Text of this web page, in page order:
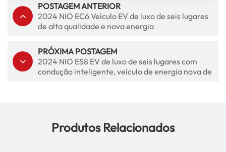
POSTAGEM ANTERIOR
2024 NIO EC6 Veículo EV de luxo de seis lugares
de alta qualidade e nova energia
PRÓXIMA POSTAGEM
2024 NIO ES8 EV de luxo de seis lugares com
condução inteligente, veículo de energia nova de
Produtos Relacionados